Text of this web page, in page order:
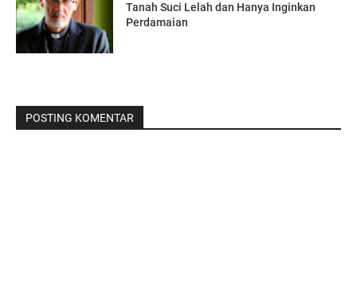
Tanah Suci Lelah dan Hanya Inginkan
Perdamaian
POSTING KOMENTAR